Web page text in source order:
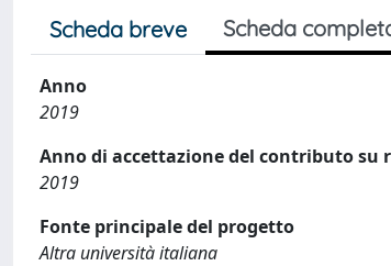
Scheda breve Scheda
Anno
2019
Anno di accettazione del contributo su
2019
Fonte principale del progetto
Altra università italiana